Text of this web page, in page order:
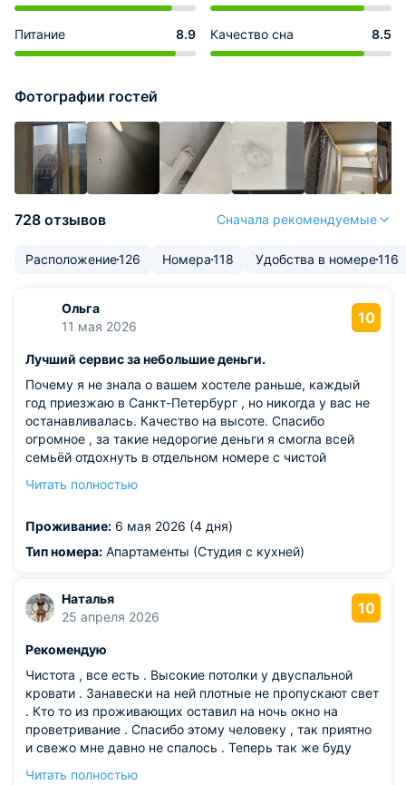
Питание 8.9 Качество сна 8.5
Фотографии гостей
728 отзывов Сначала рекомендуемые
Расположение126 Номера118 Удобства в номере116
Ольга
11 мая 2026
10
Лучший сервис за небольшие деньги.
Почему я не знала о вашем хостеле раньше, каждый
год приезжаю в Санкт-Петербург , но никогда у вас не
останавливалась. Качество на высоте. Спасибо
огромное , за такие недорогие деньги я смогла всей
семьёй отдохнуть в отдельном номере с чистой
главное в центре города.
Читать полностью
Проживание: 6 мая 2026 (4 дня)
Тип номера: Апартаменты (Студия с кухней)
Наталья
25 апреля 2026
10
Рекомендую
Чистота , все есть . Высокие потолки у двуспальной
кровати . Занавески на ней плотные не пропускают свет
. Кто то из проживающих оставил на ночь окно на
проветривание . Спасибо этому человеку , так приятно
и свежо мне давно не спалось . Теперь так же буду
Читать полностью